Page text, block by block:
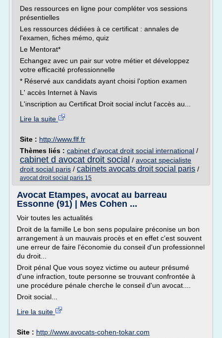
Des ressources en ligne pour compléter vos sessions
présentielles
Les ressources dédiées à ce certificat : annales de
l'examen, fiches mémo, quiz
Le Mentorat*
Echangez avec un pair sur votre métier et développez
votre efficacité professionnelle
* Réservé aux candidats ayant choisi l'option examen
L' accès Internet à Navis
L'inscription au Certificat Droit social inclut l'accès au...
Lire la suite
Site : http://www.flf.fr
Thèmes liés : cabinet d'avocat droit social international /
cabinet d avocat droit social / avocat specialiste
droit social paris / cabinets avocats droit social paris /
avocat droit social paris 15
Avocat Etampes, avocat au barreau
Essonne (91) | Mes Cohen ...
Voir toutes les actualités
Droit de la famille Le bon sens populaire préconise un bon
arrangement à un mauvais procès et en effet c'est souvent
une erreur de faire l'économie du conseil d'un professionnel
du droit...
Droit pénal Que vous soyez victime ou auteur présumé
d'une infraction, toute personne se trouvant confrontée à
une procédure pénale cherche le conseil d'un avocat....
Droit social...
Lire la suite
Site : http://www.avocats-cohen-tokar.com